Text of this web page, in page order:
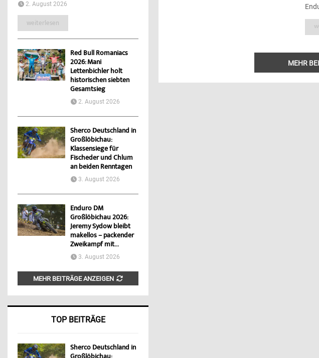
MEHR
2. August 2026
weiterlesen
Red Bull Romaniacs
2026: Mani
Lettenbichler holt
historischen siebten
Gesamtsieg
2. August 2026
Sherco Deutschland in
Großlöbichau:
Klassensiege für
Fischeder und Chlum
an beiden Renntagen
3. August 2026
Enduro DM
Großlöbichau 2026:
Jeremy Sydow bleibt
makellos – packender
Zweikampf mit...
3. August 2026
MEHR BEITRÄGE ANZEIGEN
TOP BEITRÄGE
Sherco Deutschland in